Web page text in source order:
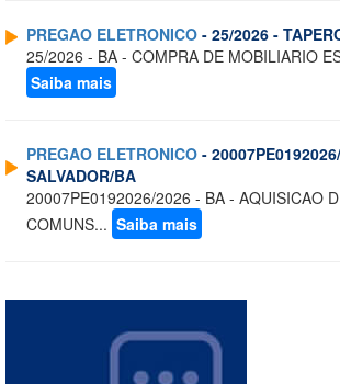
PREGAO ELETRONICO - 25/2026 -
25/2026 - BA - COMPRA DE MOBILIARIO
Saiba mais
PREGAO ELETRONICO -
SALVADOR/BA
20007PE0192026/2026 - BA - AQUISICAO
COMUNS... Saiba mais